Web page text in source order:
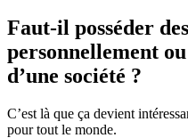
Faut-il posséder
personnellement
d’une société ?
C’est là que ça devient
pour tout le monde.